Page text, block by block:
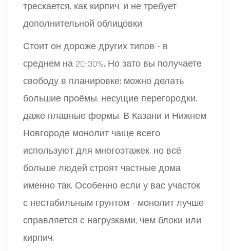
трескается, как кирпич, и не требует
дополнительной облицовки.
Стоит он дороже других типов - в
среднем на 20-30%. Но зато вы получаете
свободу в планировке: можно делать
большие проёмы, несущие перегородки,
даже плавные формы. В Казани и Нижнем
Новгороде монолит чаще всего
используют для многоэтажек, но всё
больше людей строят частные дома
именно так. Особенно если у вас участок
с нестабильным грунтом - монолит лучше
справляется с нагрузками, чем блоки или
кирпич.